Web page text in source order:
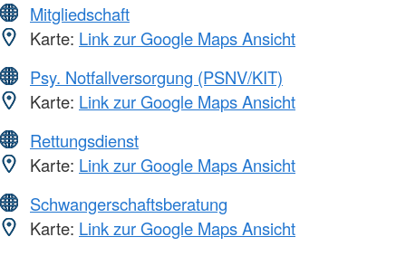
Mitgliedschaft
Karte: Link zur Google Maps Ansicht
Psy. Notfallversorgung (PSNV/KIT)
Karte: Link zur Google Maps Ansicht
Rettungsdienst
Karte: Link zur Google Maps Ansicht
Schwangerschaftsberatung
Karte: Link zur Google Maps Ansicht